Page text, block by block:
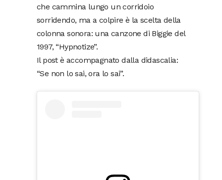
che cammina lungo un corridoio
sorridendo, ma a colpire è la scelta della
colonna sonora: una canzone di Biggie del
1997, “Hypnotize”.
Il post è accompagnato dalla didascalia:
“Se non lo sai, ora lo sai”.